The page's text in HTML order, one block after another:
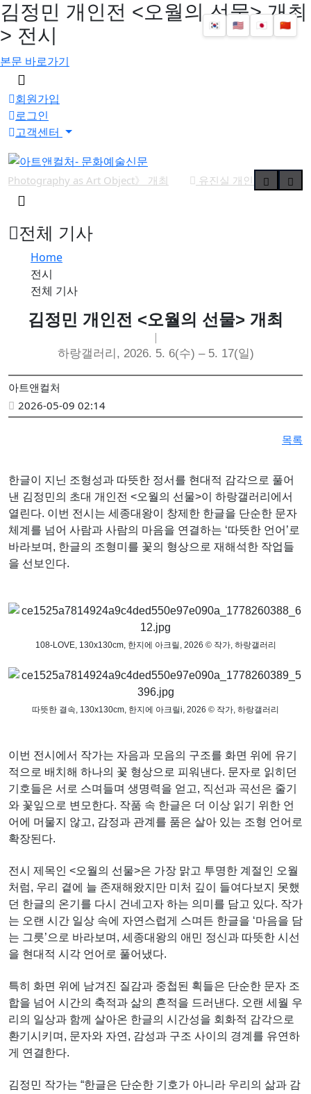
김정민 개인전 <오월의 선물> 개최
> 전시
본문 바로가기
메
뉴
버
튼
회원가입
로그인
고객센터
as Art Object》 개최 유진실 개인전 《리듬의 풍경》
검
버
튼
🇰🇷 🇺🇸 🇯🇵 🇨🇳
전체 기사
Home
전시
전체 기사
김정민 개인전 <오월의 선물> 개최
하랑갤러리, 2026. 5. 6(수) – 5. 17(일)
아트앤컬처
2026-05-09 02:14
목록
한글이 지닌 조형성과 따뜻한 정서를 현대적 감각으로 풀어
낸 김정민의 초대 개인전 <오월의 선물>이 하랑갤러리에서
열린다. 이번 전시는 세종대왕이 창제한 한글을 단순한 문자
체계를 넘어 사람과 사람의 마음을 연결하는 ‘따뜻한 언어’로
바라보며, 한글의 조형미를 꽃의 형상으로 재해석한 작업들
을 선보인다.
108-LOVE, 130x130cm, 한지에 아크릴, 2026 ​© 작가, 하랑갤러리
따뜻한 결속, 130x130cm, 한지에 아크릴i, 2026 ​© 작가, 하랑갤러리
이번 전시에서 작가는 자음과 모음의 구조를 화면 위에 유기
적으로 배치해 하나의 꽃 형상으로 피워낸다. 문자로 읽히던
기호들은 서로 스며들며 생명력을 얻고, 직선과 곡선은 줄기
와 꽃잎으로 변모한다. 작품 속 한글은 더 이상 읽기 위한 언
어에 머물지 않고, 감정과 관계를 품은 살아 있는 조형 언어로
확장된다.
전시 제목인 <오월의 선물>은 가장 맑고 투명한 계절인 오월
처럼, 우리 곁에 늘 존재해왔지만 미처 깊이 들여다보지 못했
던 한글의 온기를 다시 건네고자 하는 의미를 담고 있다. 작가
는 오랜 시간 일상 속에 자연스럽게 스며든 한글을 ‘마음을 담
는 그릇’으로 바라보며, 세종대왕의 애민 정신과 따뜻한 시선
을 현대적 시각 언어로 풀어냈다.
특히 화면 위에 남겨진 질감과 중첩된 획들은 단순한 문자 조
합을 넘어 시간의 축적과 삶의 흔적을 드러낸다. 오랜 세월 우
리의 일상과 함께 살아온 한글의 시간성을 회화적 감각으로
환기시키며, 문자와 자연, 감성과 구조 사이의 경계를 유연하
게 연결한다.
김정민 작가는 “한글은 단순한 기호가 아니라 우리의 삶과 감